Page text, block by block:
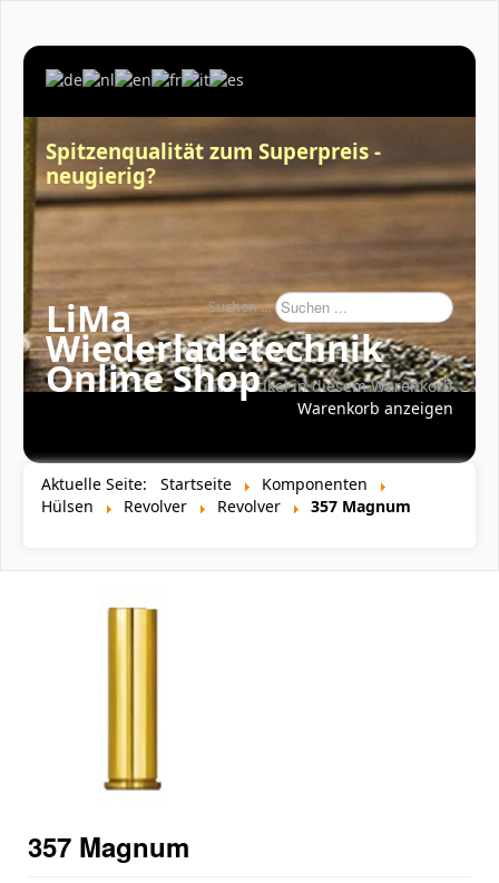
Spitzenqualität zum Superpreis -
neugierig?
Suchen ...
Keine Artikel in diesem Warenkorb
Warenkorb anzeigen
LiMa
Wiederladetechnik
Online Shop
Aktuelle Seite: Startseite
Komponenten
Hülsen
Revolver Revolver 357 Magnum
357 Magnum